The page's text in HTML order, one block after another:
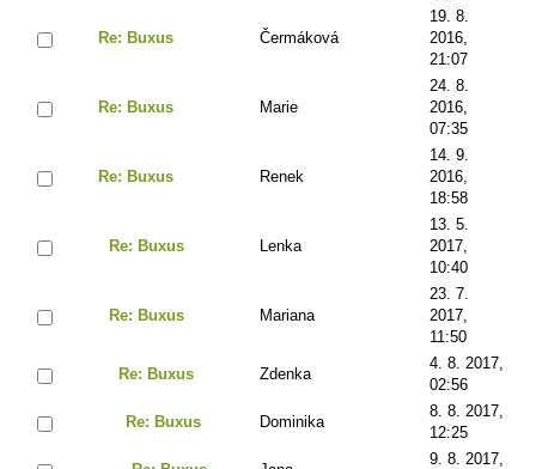
Re: Buxus Čermáková
19. 8.
2016,
21:07
Re: Buxus Marie
24. 8.
2016,
07:35
Re: Buxus Renek
14. 9.
2016,
18:58
Re: Buxus Lenka
13. 5.
2017,
10:40
Re: Buxus Mariana
23. 7.
2017,
11:50
Re: Buxus Zdenka
4. 8. 2017,
02:56
Re: Buxus Dominika
8. 8. 2017,
12:25
9. 8. 2017,